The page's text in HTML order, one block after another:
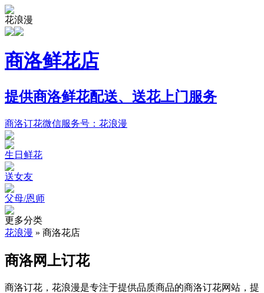
花浪漫
商洛鲜花店
提供商洛鲜花配送、送花上门服务
商洛订花微信服务号：花浪漫
生日鲜花
送女友
父母/恩师
更多分类
花浪漫 » 商洛花店
商洛网上订花
商洛订花，花浪漫是专注于提供品质商品的商洛订花网站，提